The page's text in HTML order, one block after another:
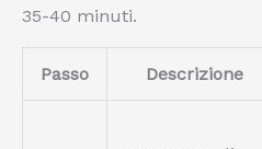
35-40 minuti.
Passo Descrizione